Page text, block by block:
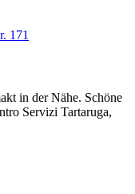
171
in der Nähe. Schöne
Servizi Tartaruga,